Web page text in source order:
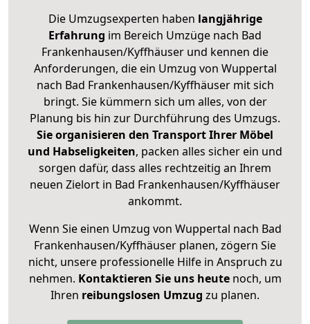
Die Umzugsexperten haben langjährige
Erfahrung im Bereich Umzüge nach Bad
Frankenhausen/Kyffhäuser und kennen die
Anforderungen, die ein Umzug von Wuppertal
nach Bad Frankenhausen/Kyffhäuser mit sich
bringt. Sie kümmern sich um alles, von der
Planung bis hin zur Durchführung des Umzugs.
Sie organisieren den Transport Ihrer Möbel
und Habseligkeiten, packen alles sicher ein und
sorgen dafür, dass alles rechtzeitig an Ihrem
neuen Zielort in Bad Frankenhausen/Kyffhäuser
ankommt.
Wenn Sie einen Umzug von Wuppertal nach Bad
Frankenhausen/Kyffhäuser planen, zögern Sie
nicht, unsere professionelle Hilfe in Anspruch zu
nehmen. Kontaktieren Sie uns heutenoch, um
Ihren reibungslosen Umzug zu planen.